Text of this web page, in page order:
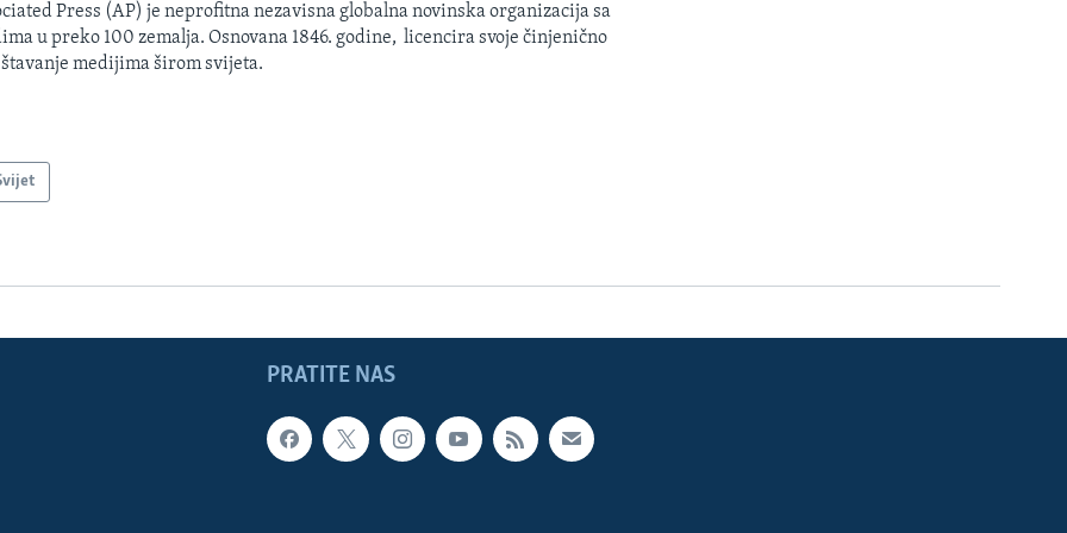
Press (AP) je neprofitna nezavisna globalna novinska organizacija sa
u preko 100 zemalja. Osnovana 1846. godine, licencira svoje činjenično
medijima širom svijeta.
PRATITE NAS